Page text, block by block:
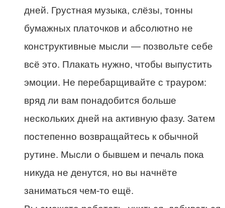
дней. Грустная музыка, слёзы, тонны
бумажных платочков и абсолютно не
конструктивные мысли — позвольте себе
всё это. Плакать нужно, чтобы выпустить
эмоции. Не перебарщивайте с трауром:
вряд ли вам понадобится больше
нескольких дней на активную фазу. Затем
постепенно возвращайтесь к обычной
рутине. Мысли о бывшем и печаль пока
никуда не денутся, но вы начнёте
заниматься чем-то ещё.